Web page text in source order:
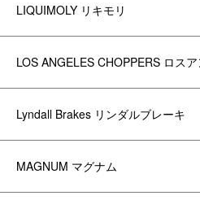
LIQUIMOLY リキモリ
LOS ANGELES CHOPPERS ロス
Lyndall Brakes リンダルブレーキ
MAGNUM マグナム